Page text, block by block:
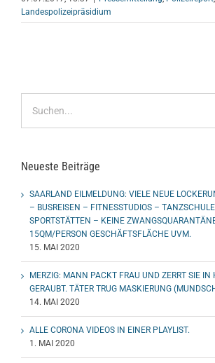
Landespolizeipräsidium
nach:
Neueste Beiträge
SAARLAND EILMELDUNG: VIELE NEUE
– BUSREISEN – FITNESSTUDIOS –
SPORTSTÄTTEN – KEINE
15QM/PERSON GESCHÄFTSFLÄCHE UVM.
15. MAI 2020
MERZIG: MANN PACKT FRAU UND ZERRT SIE
GERAUBT. TÄTER TRUG MASKIERUNG
14. MAI 2020
ALLE CORONA VIDEOS IN EINER PLAYLIST.
1. MAI 2020